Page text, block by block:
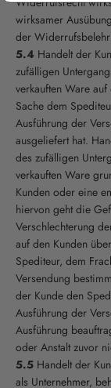
wirksamer
der
5.4 Handelt der
zufälligen
verkauften Ware
Sache dem
Ausführung der
ausgeliefert hat.
des zufälligen
verkauften Ware
Kunden oder eine
hiervon geht die
Verschlechterung
auf den Kunden
Spediteur, dem
Versendung
der Kunde den
Ausführung der
Ausführung
oder Anstalt zuvor
5.5 Handelt der
als Unternehmer,